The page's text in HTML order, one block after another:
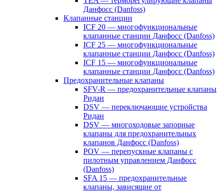
Данфосс (Danfoss)
Клапанные станции
ICF 20 — многофункциональные
клапанные станции Данфосс (Danfoss)
ICF 25 — многофункциональные
клапанные станции Данфосс (Danfoss)
ICF 15 — многофункциональные
клапанные станции Данфосс (Danfoss)
Предохранительные клапаны
SFV-R — предохранительные клапаны
Ридан
DSV — переключающие устройства
Ридан
DSV — многоходовые запорные
клапаны для предохранительных
клапанов Данфосс (Danfoss)
POV — перепускные клапаны с
пилотным управлением Данфосс
(Danfoss)
SFA 15 — предохранительные
клапаны, зависящие от